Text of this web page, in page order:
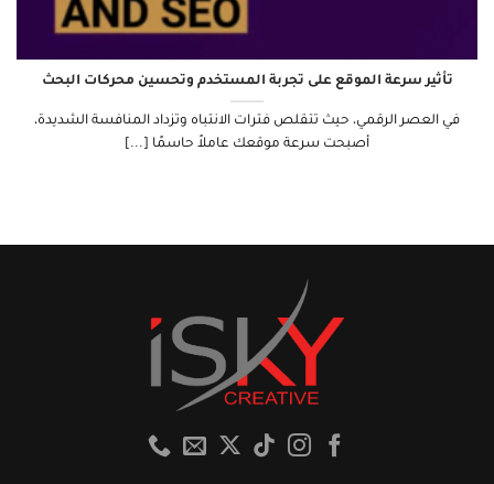
تأثير سرعة الموقع على تجربة المستخدم وتحسين محركات البحث
في العصر الرقمي، حيث تتقلص فترات الانتباه وتزداد المنافسة الشديدة،
أصبحت سرعة موقعك عاملاً حاسمًا [...]